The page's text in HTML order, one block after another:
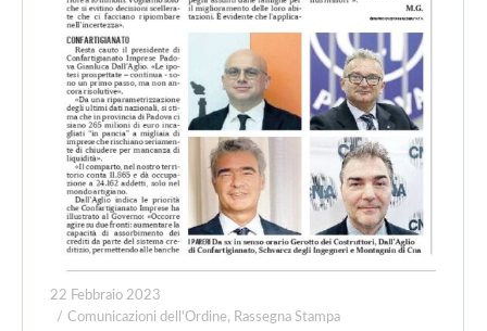
22 Febbraio 2023
Comunicazioni dell'Ordine, Rassegna Stampa